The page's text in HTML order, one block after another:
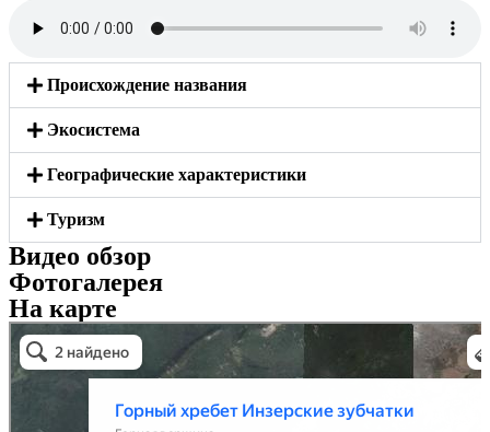
Происхождение названия
Экосистема
Географические характеристики
Туризм
Видео обзор
Фотогалерея
На карте
Горный хребет Инзерские зубчатки
Горная вершина в Республике Башкортостан